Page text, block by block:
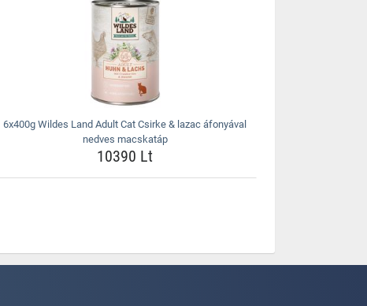
6x400g Wildes Land Adult Cat Csirke & lazac áfonyával
nedves macskatáp
10390 Lt